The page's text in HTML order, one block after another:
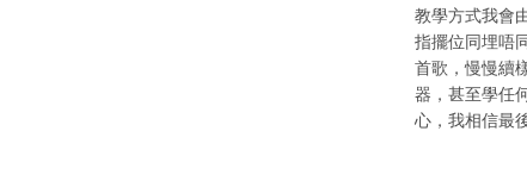
教學方式我會
指擺位同埋唔
首歌，慢慢續
器，甚至學任
心，我相信最